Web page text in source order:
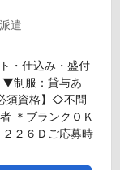
派遣
・仕込み・盛付
▼制服：貸与あ
須資格】◇不問
＊ブランクＯＫ
２６Ｄご応募時